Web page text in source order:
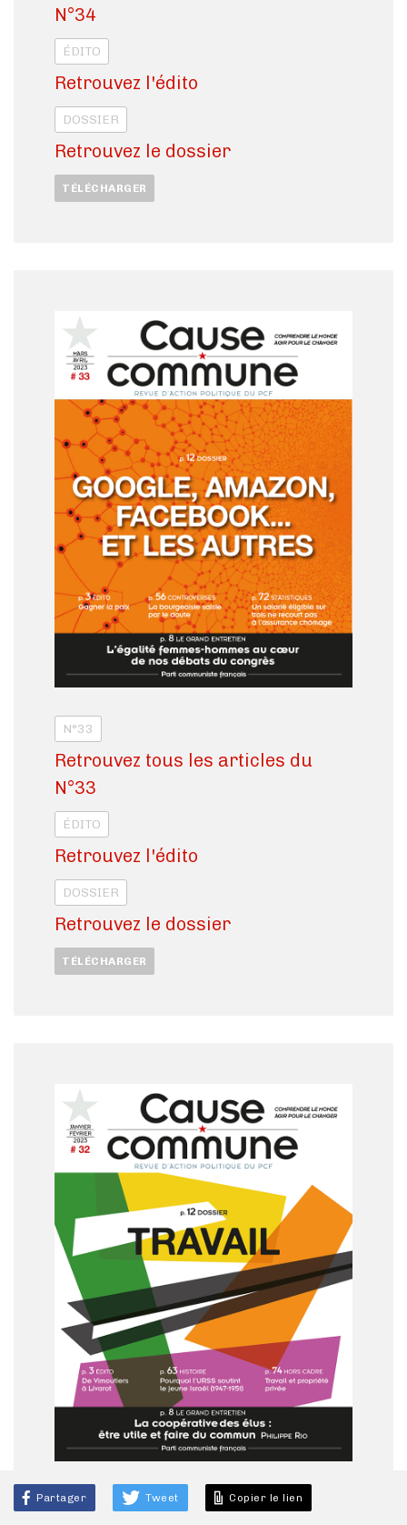
N°34
ÉDITO
Retrouvez l'édito
DOSSIER
Retrouvez le dossier
TÉLÉCHARGER
N°33
Retrouvez tous les articles du
N°33
ÉDITO
Retrouvez l'édito
DOSSIER
Retrouvez le dossier
TÉLÉCHARGER
N°32
Partager Tweet Copier le lien